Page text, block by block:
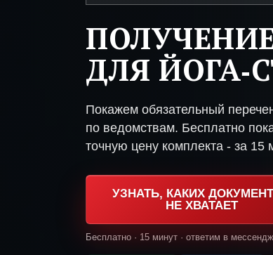
ДЛЯ ЙОГА-
Покажем обязательный
по ведомствам. Бесплатно
точную цену комплекта - за 15
УЗНАТЬ, КАКИХ
НЕ ХВАТАЕТ
Бесплатно · 15 минут · ответим в